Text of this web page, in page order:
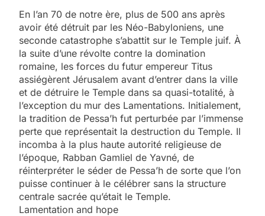
En l’an 70 de notre ère, plus de 500 ans après
avoir été détruit par les Néo-Babyloniens, une
seconde catastrophe s’abattit sur le Temple juif. À
la suite d’une révolte contre la domination
romaine, les forces du futur empereur Titus
assiégèrent Jérusalem avant d’entrer dans la ville
et de détruire le Temple dans sa quasi-totalité, à
l’exception du mur des Lamentations. Initialement,
la tradition de Pessa’h fut perturbée par l’immense
perte que représentait la destruction du Temple. Il
incomba à la plus haute autorité religieuse de
l’époque, Rabban Gamliel de Yavné, de
réinterpréter le séder de Pessa’h de sorte que l’on
puisse continuer à le célébrer sans la structure
centrale sacrée qu’était le Temple.
Lamentation and hope